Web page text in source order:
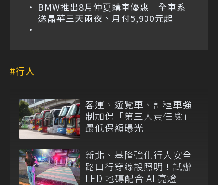
BMW推出8月仲夏購車優惠 全車系
送晶華三天兩夜、月付5,900元起
行人
客運、遊覽車、計程車強
制加保「第三人責任險」
最低保額曝光
新北、基隆強化行人安全
路口行穿線設照明！試辦
LED 地磚配合 AI 亮燈